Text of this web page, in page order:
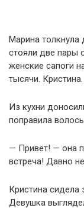
Марина толкнула
стояли две пары
женские сапоги
тысячи.
Из кухни
поправила
— Привет! — она
встреча! Давно
Кристина сидела
Девушка